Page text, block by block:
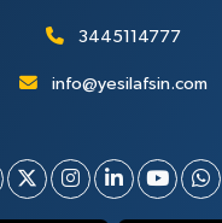
3445114777
info@yesilafsin.com